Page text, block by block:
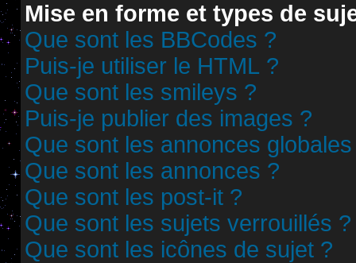
Mise en forme et types de
Que sont les BBCodes ?
Puis-je utiliser le HTML ?
Que sont les smileys ?
Puis-je publier des images ?
Que sont les annonces
Que sont les annonces ?
Que sont les post-it ?
Que sont les sujets verrouillés ?
Que sont les icônes de sujet ?